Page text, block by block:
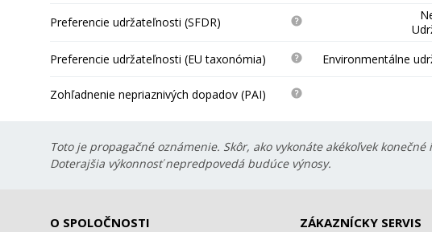
Preferencie udržateľnosti (SFDR)
Preferencie udržateľnosti (EU taxonómia)
Environmentálne
Zohľadnenie nepriaznivých dopadov (PAI)
Toto je propagačné oznámenie. Skôr, ako vykonáte akékoľvek
Doterajšia výkonnosť nepredpovedá budúce výnosy.
O SPOLOČNOSTI ZÁKAZNÍCKY SERVIS